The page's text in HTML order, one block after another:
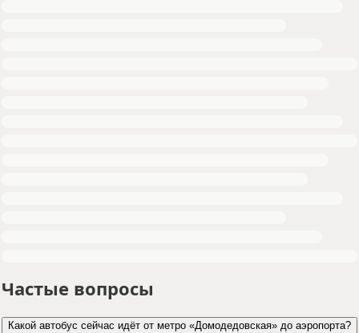
Частые вопросы
Какой автобус сейчас идёт от метро «Домодедовская» до аэропорта?